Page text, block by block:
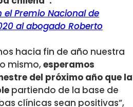
el Premio Nacional de
al abogado Roberto
hacia fin de año nuestra
mismo,esperamos
del próximo año que la
partiendo de la base de
clínicas sean positivas”,